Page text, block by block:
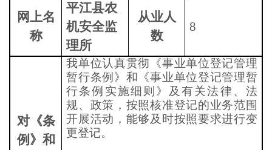
网上名
称
平江县农
机安全监
理所
从业人
数
8
对《条
例》和
我单位认真贯彻《事业单位登记管理
暂行条例》和《事业单位登记管理暂
行条例实施细则》及有关法律、法
规、政策，按照核准登记的业务范围
开展活动，能够及时按照要求进行变
更登记。